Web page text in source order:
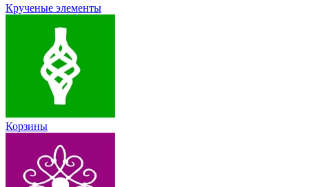
Крученые элементы
Корзины